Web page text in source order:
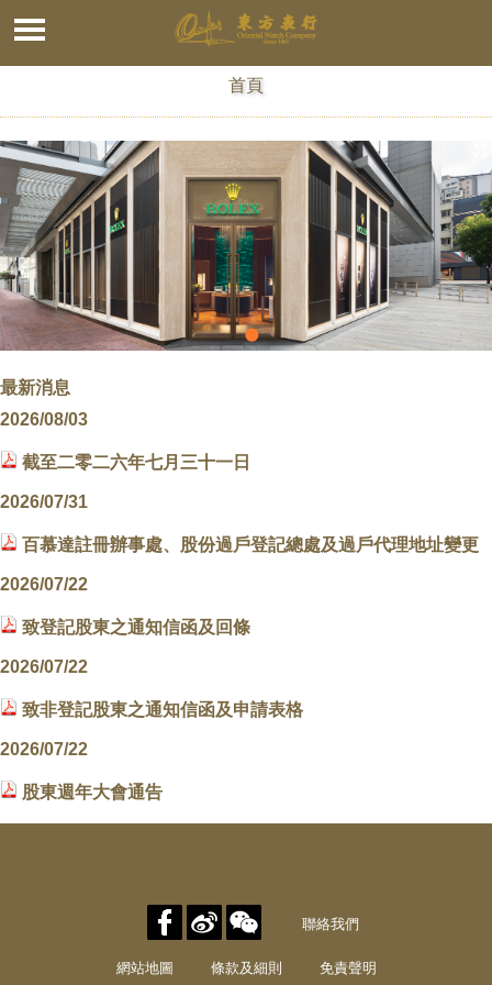
首頁
最新消息
2026/08/03
截至二零二六年七月三十一日
2026/07/31
百慕達註冊辦事處、股份過戶登記總處及過戶代理地址變更
2026/07/22
致登記股東之通知信函及回條
2026/07/22
致非登記股東之通知信函及申請表格
2026/07/22
股東週年大會通告
聯絡我們
網站地圖 條款及細則 免責聲明